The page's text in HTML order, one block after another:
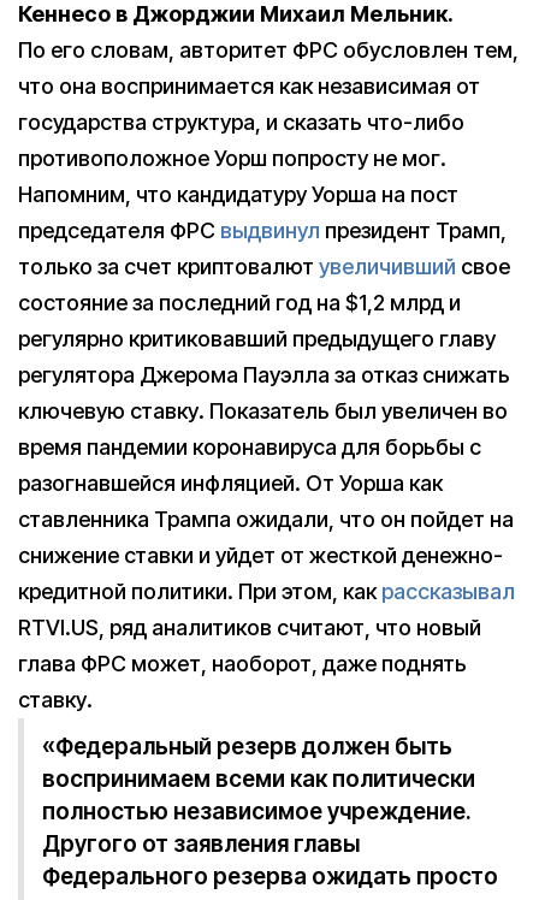
Кеннесо в Джорджии Михаил Мельник.
По его словам, авторитет ФРС обусловлен тем,
что она воспринимается как независимая от
государства структура, и сказать что-либо
противоположное Уорш попросту не мог.
Напомним, что кандидатуру Уорша на пост
председателя ФРС выдвинул президент Трамп,
только за счет криптовалют увеличивший свое
состояние за последний год на $1,2 млрд и
регулярно критиковавший предыдущего главу
регулятора Джерома Пауэлла за отказ снижать
ключевую ставку. Показатель был увеличен во
время пандемии коронавируса для борьбы с
разогнавшейся инфляцией. От Уорша как
ставленника Трампа ожидали, что он пойдет на
снижение ставки и уйдет от жесткой денежно-
кредитной политики. При этом, какрассказывал
RTVI.US, ряд аналитиков считают, что новый
глава ФРС может, наоборот, даже поднять
ставку.
«Федеральный резерв должен быть
воспринимаем всеми как политически
полностью независимое учреждение.
Другого от заявления главы
Федерального резерва ожидать просто